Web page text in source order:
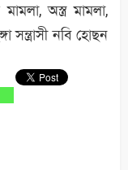
অস্ত্র মামলা,
সন্ত্রাসী নবি হোছন